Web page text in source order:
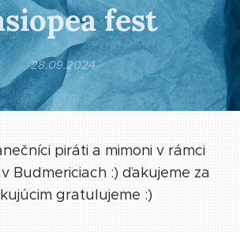
fest
28.09.2024
piráti a mimoni v rámci
Budmericiach :) ďakujeme za
gratulujeme :)